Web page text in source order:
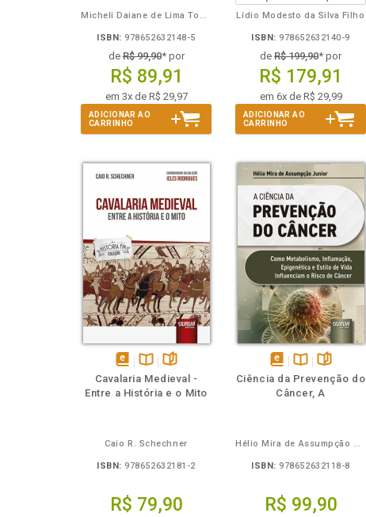
Micheli Daiane de Lima Toporowicz
ISBN: 978652632148-5
deR$ 99,90* por
R$ 89,91
em 3x de R$ 29,97
ADICIONAR AO
CARRINHO
Lídio Modesto da Silva Filho
ISBN: 978652632140-9
de R$ 199,90* por
R$ 179,91
em 6x de R$ 29,99
ADICIONAR AO
CARRINHO
disponível
em
Disponível
na
páginas
Cavalaria Medieval -
Entre a História e o Mito
Caio R. Schechner
ISBN: 978652632181-2
R$ 79,90
disponível
em
Disponível
na
páginas
Ciência da Prevenção do
Câncer, A
Hélio Mira de Assumpção Junior
ISBN: 978652632118-8
R$ 99,90
Também